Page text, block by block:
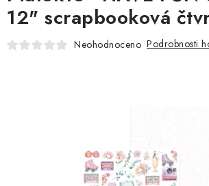
KNIHAŘSKÝ MATERIÁL
MOJE OBJEDNÁVKA
12" scrapbooková
Neohodnoceno Podrobnosti